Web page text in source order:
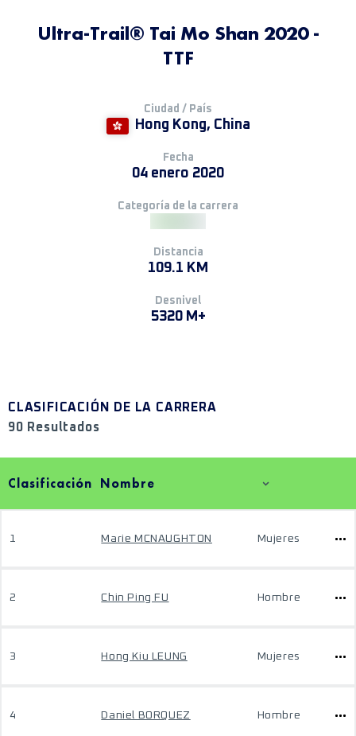
Ultra-Trail® Tai Mo Shan 2020 -
TTF
Ciudad / País
Hong Kong, China
Fecha
04 enero 2020
Categoría de la carrera
Distancia
109.1 KM
Desnivel
5320 M+
CLASIFICACIÓN DE LA CARRERA
90 Resultados
Clasificación Nombre
1 Marie MCNAUGHTON Mujeres
2 Chin Ping FU Hombre
3 Hong Kiu LEUNG Mujeres
4 Daniel BORQUEZ Hombre